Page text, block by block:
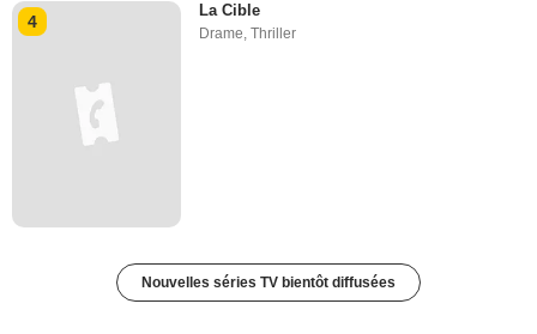
4
La Cible
Drame,Thriller
Nouvelles séries TV bientôt diffusées